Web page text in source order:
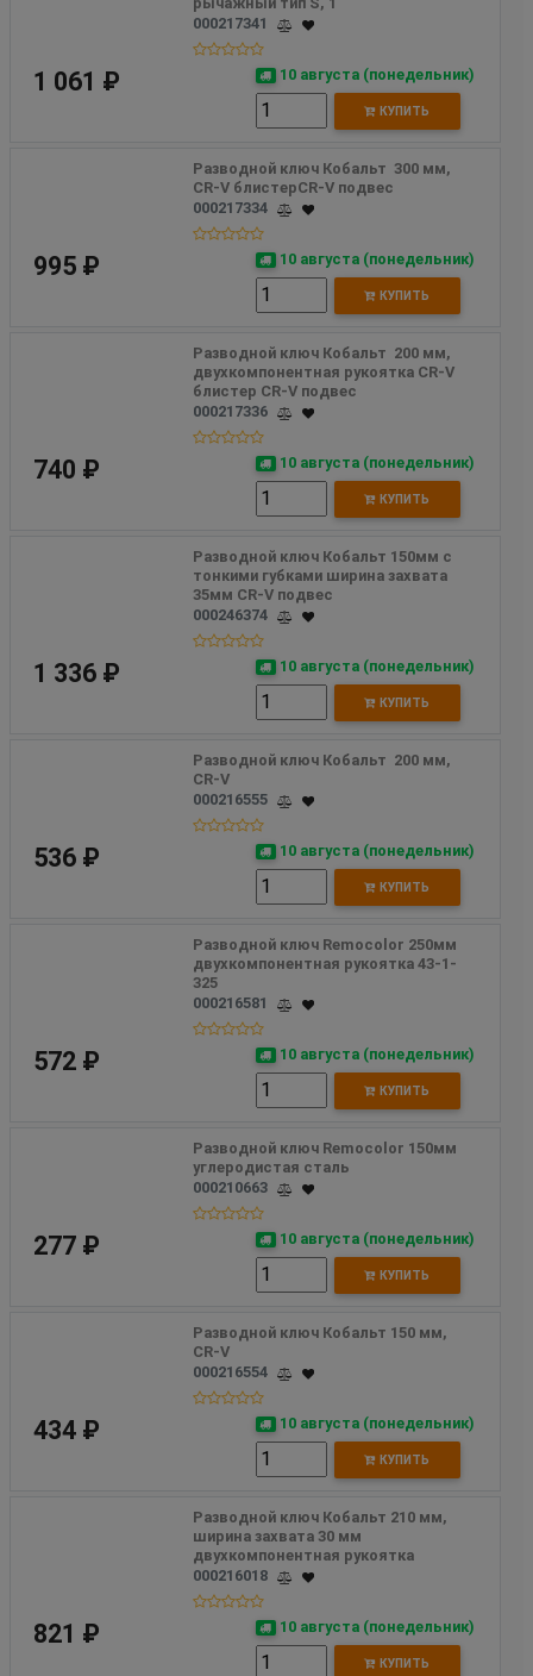
000217341
1 061 ₽ 10 августа (понедельник)
КУПИТЬ
Разводной ключ Кобальт  300 мм,
CR-V блистерCR-V подвес
000217334
995 ₽ 10 августа (понедельник)
КУПИТЬ
Разводной ключ Кобальт  200 мм,
двухкомпонентная рукоятка CR-V
блистер CR-V подвес
000217336
740 ₽ 10 августа (понедельник)
КУПИТЬ
Разводной ключ Кобальт 150мм с
тонкими губками ширина захвата
35мм CR-V подвес
000246374
1 336 ₽ 10 августа (понедельник)
КУПИТЬ
Разводной ключ Кобальт  200 мм,
CR-V
000216555
536 ₽ 10 августа (понедельник)
КУПИТЬ
Разводной ключ Remocolor 250мм
двухкомпонентная рукоятка 43-1-
325
000216581
572 ₽ 10 августа (понедельник)
КУПИТЬ
Разводной ключ Remocolor 150мм
углеродистая сталь
000210663
277 ₽ 10 августа (понедельник)
КУПИТЬ
Разводной ключ Кобальт 150 мм,
CR-V
000216554
434 ₽ 10 августа (понедельник)
КУПИТЬ
Разводной ключ Кобальт 210 мм,
ширина захвата 30 мм
двухкомпонентная рукоятка
000216018
821 ₽ 10 августа (понедельник)
КУПИТЬ